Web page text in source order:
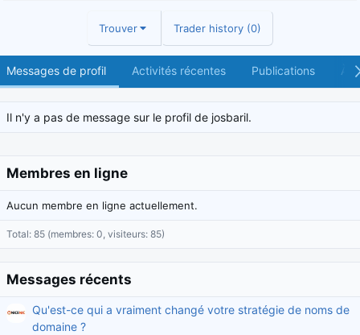
Trouver Trader history (0)
Messages de profil Activités récentes Publications À
Il n'y a pas de message sur le profil de josbaril.
Membres en ligne
Aucun membre en ligne actuellement.
Total: 85 (membres: 0, visiteurs: 85)
Messages récents
Qu'est-ce qui a vraiment changé votre stratégie de noms de
domaine ?